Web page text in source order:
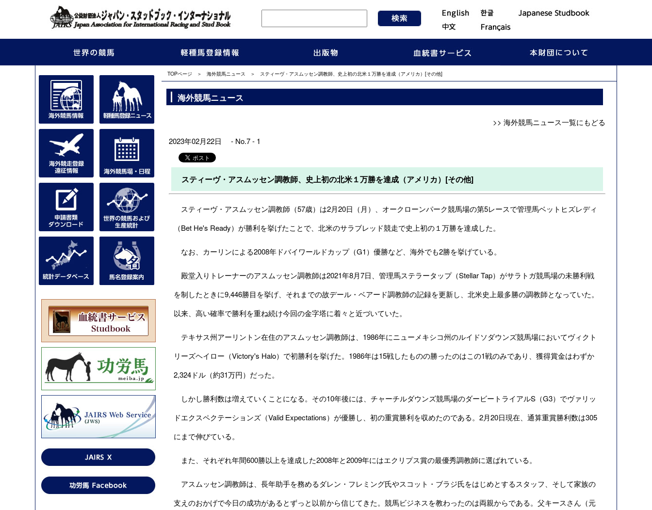
TOPページ ＞ 海外競馬ニュース ＞ スティーヴ・アスムッセン調教師、史上初の北米１万勝を達成（アメリカ）[その他]
海外競馬ニュース
>> 海外競馬ニュース一覧にもどる
2023年02月22日 - No.7 - 1
スティーヴ・アスムッセン調教師、史上初の北米１万勝を達成（アメリカ）[その他]
スティーヴ・アスムッセン調教師（57歳）は2月20日（月）、オークローンパーク競馬場の第5レースで管理馬ベットヒズレディ
（Bet He's Ready）が勝利を挙げたことで、北米のサラブレッド競走で史上初の１万勝を達成した。
なお、カーリンによる2008年ドバイワールドカップ（G1）優勝など、海外でも2勝を挙げている。
殿堂入りトレーナーのアスムッセン調教師は2021年8月7日、管理馬ステラータップ（Stellar Tap）がサラトガ競馬場の未勝利戦
を制したときに9,446勝目を挙げ、それまでの故デール・ベアード調教師の記録を更新し、北米史上最多勝の調教師となっていた。
以来、高い確率で勝利を重ね続け今回の金字塔に着々と近づいていた。
テキサス州アーリントン在住のアスムッセン調教師は、1986年にニューメキシコ州のルイドソダウンズ競馬場においてヴィクト
リーズヘイロー（Victory's Halo）で初勝利を挙げた。1986年は15戦したものの勝ったのはこの1戦のみであり、獲得賞金はわずか
2,324ドル（約31万円）だった。
しかし勝利数は増えていくことになる。その10年後には、チャーチルダウンズ競馬場のダービートライアルS（G3）でヴァリッ
ドエクスペクテーションズ（Valid Expectations）が優勝し、初の重賞勝利を収めたのである。2月20日現在、通算重賞勝利数は305
にまで伸びている。
また、それぞれ年間600勝以上を達成した2008年と2009年にはエクリプス賞の最優秀調教師に選ばれている。
アスムッセン調教師は、長年助手を務めるダレン・フレミング氏やスコット・ブラジ氏をはじめとするスタッフ、そして家族の
支えのおかげで今日の成功があるとずっと以前から信じてきた。競馬ビジネスを教わったのは両親からである。父キースさん（元